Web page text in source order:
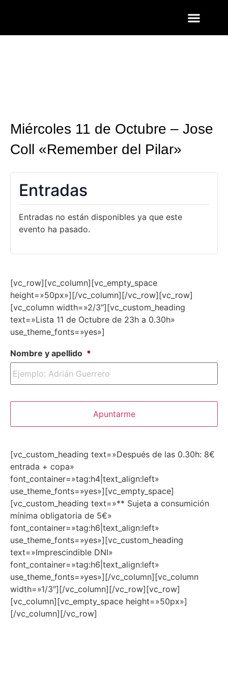
Miércoles 11 de Octubre – Jose
Coll «Remember del Pilar»
Entradas
Entradas no están disponibles ya que este
evento ha pasado.
[vc_row][vc_column][vc_empty_space
height=»50px»][/vc_column][/vc_row][vc_row]
[vc_column width=»2/3″][vc_custom_heading
text=»Lista 11 de Octubre de 23h a 0.30h»
use_theme_fonts=»yes»]
Nombre y apellido *
[vc_custom_heading text=»Después de las 0.30h: 8€
entrada + copa»
font_container=»tag:h4|text_align:left»
use_theme_fonts=»yes»][vc_empty_space]
[vc_custom_heading text=»** Sujeta a consumición
mínima obligatoria de 5€»
font_container=»tag:h6|text_align:left»
use_theme_fonts=»yes»][vc_custom_heading
text=»Imprescindible DNI»
font_container=»tag:h6|text_align:left»
use_theme_fonts=»yes»][/vc_column][vc_column
width=»1/3″][/vc_column][/vc_row][vc_row]
[vc_column][vc_empty_space height=»50px»]
[/vc_column][/vc_row]